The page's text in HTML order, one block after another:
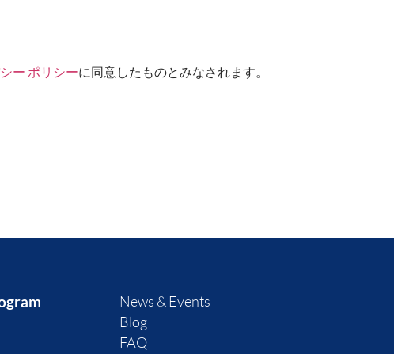
ー ポリシーに同意したものとみなされます。
News & Events
Blog
FAQ